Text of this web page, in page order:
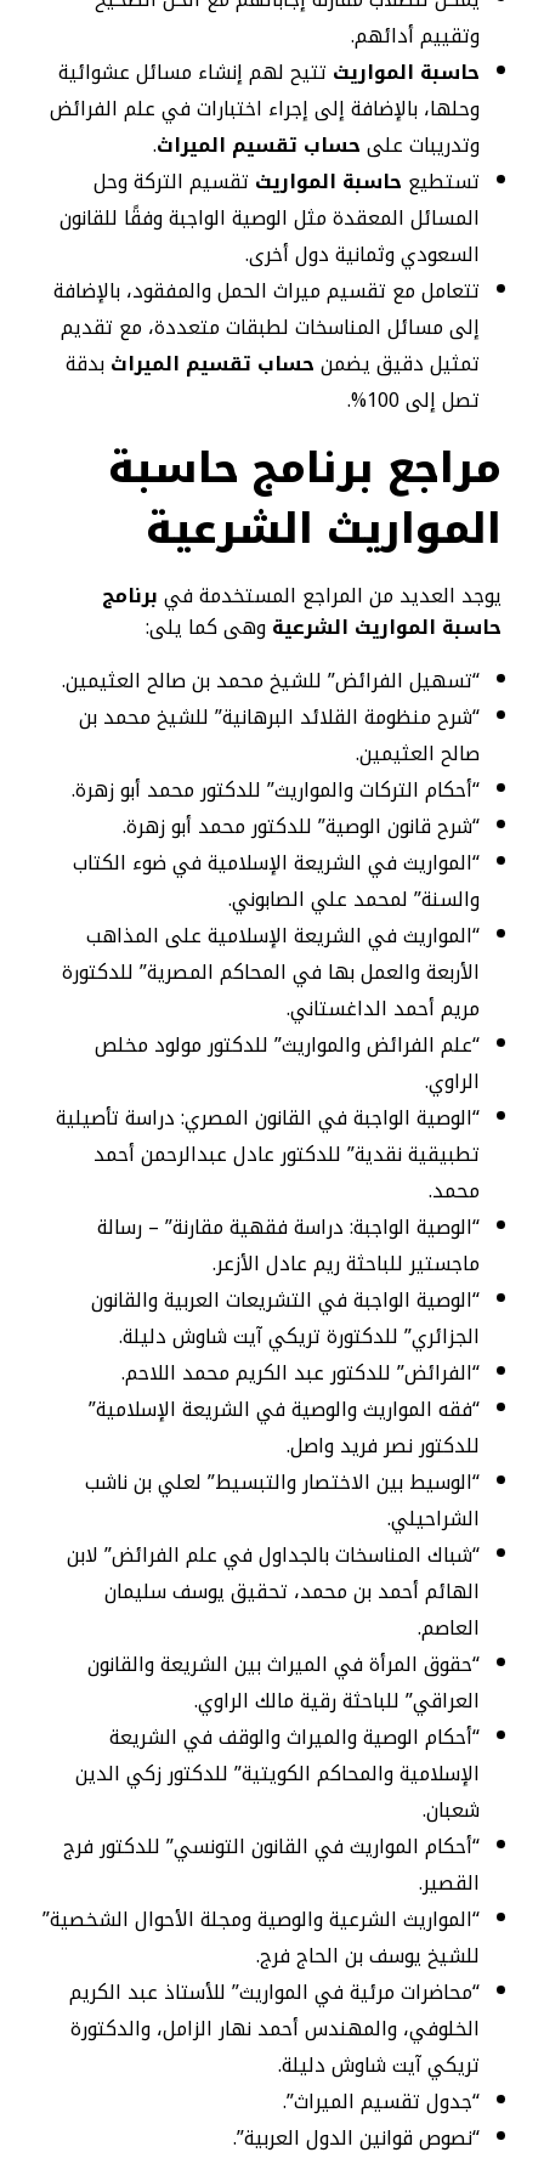
وتقييم أدائهم.
حاسبة المواريث تتيح لهم إنشاء مسائل عشوائية
وحلها، بالإضافة إلى إجراء اختبارات في علم الفرائض
وتدريبات علىحساب تقسيم الميراث.
تستطيع حاسبة المواريث تقسيم التركة وحل
المسائل المعقدة مثل الوصية الواجبة وفقًا للقانون
السعودي وثمانية دول أخرى.
تتعامل مع تقسيم ميراث الحمل والمفقود، بالإضافة
إلى مسائل المناسخات لطبقات متعددة، مع تقديم
تمثيل دقيق يضمنحساب تقسيم الميراثبدقة
تصل إلى 100%.
مراجع برنامج حاسبة
المواريث الشرعية
يوجد العديد من المراجع المستخدمة فيبرنامج
حاسبة المواريث الشرعيةوهى كما يلى:
“تسهيل الفرائض” للشيخ محمد بن صالح العثيمين.
“شرح منظومة القلائد البرهانية” للشيخ محمد بن
صالح العثيمين.
“أحكام التركات والمواريث” للدكتور محمد أبو زهرة.
“شرح قانون الوصية” للدكتور محمد أبو زهرة.
“المواريث في الشريعة الإسلامية في ضوء الكتاب
والسنة” لمحمد علي الصابوني.
“المواريث في الشريعة الإسلامية على المذاهب
الأربعة والعمل بها في المحاكم المصرية” للدكتورة
مريم أحمد الداغستاني.
“علم الفرائض والمواريث” للدكتور مولود مخلص
الراوي.
“الوصية الواجبة في القانون المصري: دراسة تأصيلية
تطبيقية نقدية” للدكتور عادل عبدالرحمن أحمد
محمد.
“الوصية الواجبة: دراسة فقهية مقارنة” – رسالة
ماجستير للباحثة ريم عادل الأزعر.
“الوصية الواجبة في التشريعات العربية والقانون
الجزائري” للدكتورة تريكي آيت شاوش دليلة.
“الفرائض” للدكتور عبد الكريم محمد اللاحم.
“فقه المواريث والوصية في الشريعة الإسلامية”
للدكتور نصر فريد واصل.
“الوسيط بين الاختصار والتبسيط” لعلي بن ناشب
الشراحيلي.
“شباك المناسخات بالجداول في علم الفرائض” لابن
الهائم أحمد بن محمد، تحقيق يوسف سليمان
العاصم.
“حقوق المرأة في الميراث بين الشريعة والقانون
العراقي” للباحثة رقية مالك الراوي.
“أحكام الوصية والميراث والوقف في الشريعة
الإسلامية والمحاكم الكويتية” للدكتور زكي الدين
شعبان.
“أحكام المواريث في القانون التونسي” للدكتور فرج
القصير.
“المواريث الشرعية والوصية ومجلة الأحوال الشخصية”
للشيخ يوسف بن الحاج فرج.
“محاضرات مرئية في المواريث” للأستاذ عبد الكريم
الخلوفي، والمهندس أحمد نهار الزامل، والدكتورة
تريكي آيت شاوش دليلة.
“جدول تقسيم الميراث”.
“نصوص قوانين الدول العربية”.